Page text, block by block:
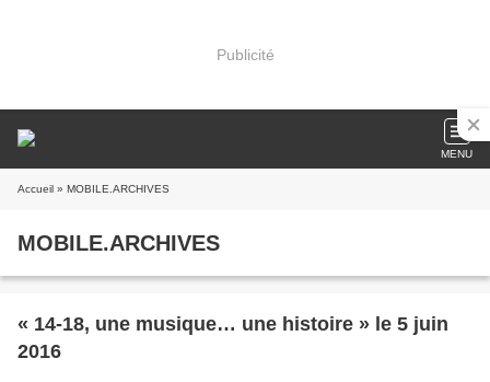
Publicité
MENU
Accueil » MOBILE.ARCHIVES
MOBILE.ARCHIVES
« 14-18, une musique… une histoire » le 5 juin
2016